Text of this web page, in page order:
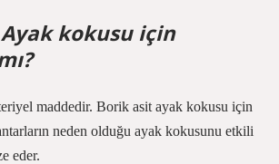
kokusu için
maddedir. Borik asit ayak kokusu için
neden olduğu ayak kokusunu etkili
eder.